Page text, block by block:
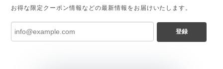
お得な限定クーポン情報などの最新情報をお届けいたします。
登録